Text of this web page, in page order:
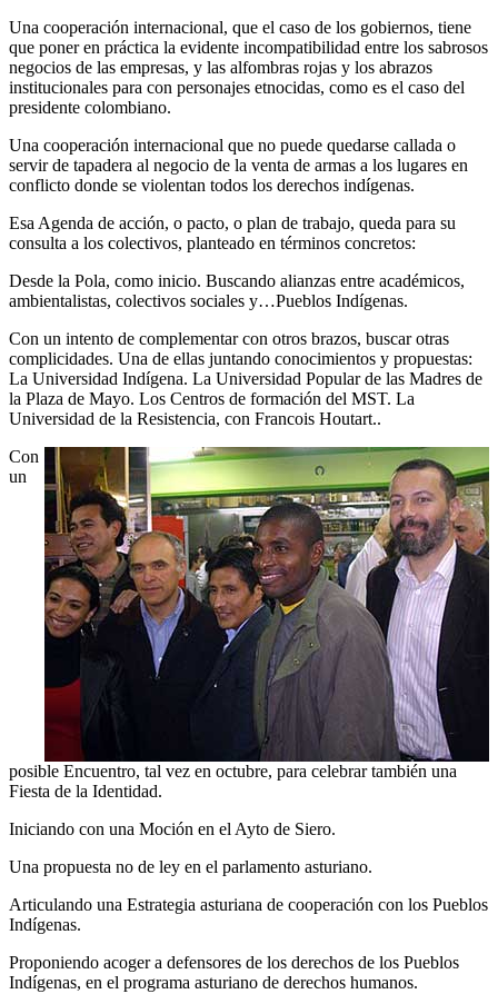
Una cooperación internacional, que el caso de los gobiernos, tiene
que poner en práctica la evidente incompatibilidad entre los sabrosos
negocios de las empresas, y las alfombras rojas y los abrazos
institucionales para con personajes etnocidas, como es el caso del
presidente colombiano.
Una cooperación internacional que no puede quedarse callada o
servir de tapadera al negocio de la venta de armas a los lugares en
conflicto donde se violentan todos los derechos indígenas.
Esa Agenda de acción, o pacto, o plan de trabajo, queda para su
consulta a los colectivos, planteado en términos concretos:
Desde la Pola, como inicio. Buscando alianzas entre académicos,
ambientalistas, colectivos sociales y…Pueblos Indígenas.
Con un intento de complementar con otros brazos, buscar otras
complicidades. Una de ellas juntando conocimientos y propuestas:
La Universidad Indígena. La Universidad Popular de las Madres de
la Plaza de Mayo. Los Centros de formación del MST. La
Universidad de la Resistencia, con Francois Houtart..
Con
un
posible Encuentro, tal vez en octubre, para celebrar también una
Fiesta de la Identidad.
Iniciando con una Moción en el Ayto de Siero.
Una propuesta no de ley en el parlamento asturiano.
Articulando una Estrategia asturiana de cooperación con los Pueblos
Indígenas.
Proponiendo acoger a defensores de los derechos de los Pueblos
Indígenas, en el programa asturiano de derechos humanos.